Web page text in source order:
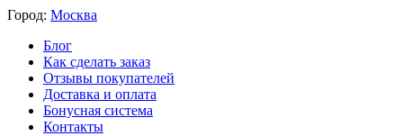
Город: Москва
Блог
Как сделать заказ
Отзывы покупателей
Доставка и оплата
Бонусная система
Контакты